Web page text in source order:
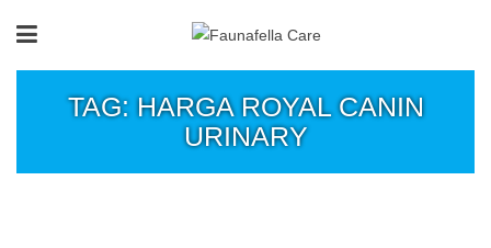
TAG: HARGA ROYAL CANIN
URINARY